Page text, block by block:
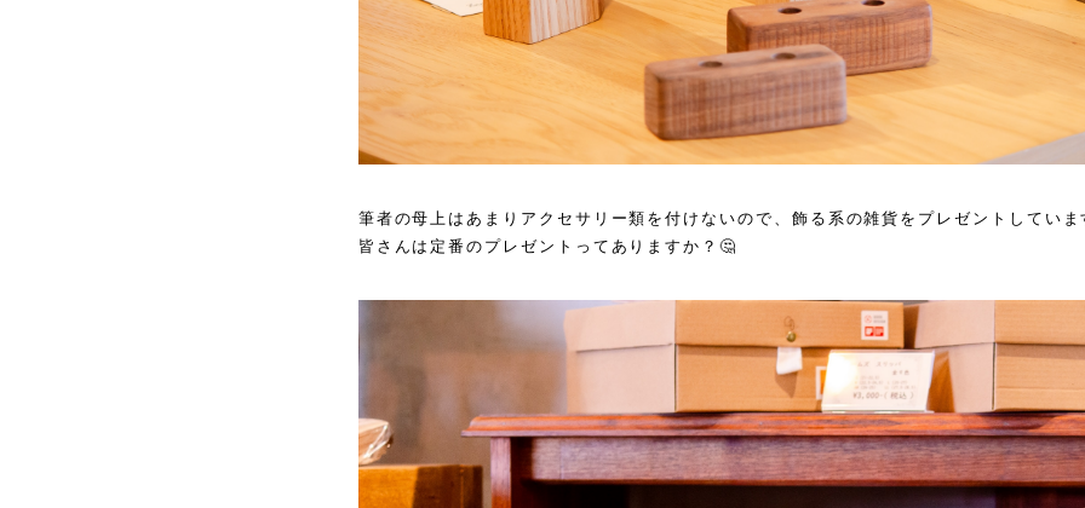
筆者の母上はあまりアクセサリー類を付けないので、飾る系の雑貨をプレゼントしていま
皆さんは定番のプレゼントってありますか？🤔